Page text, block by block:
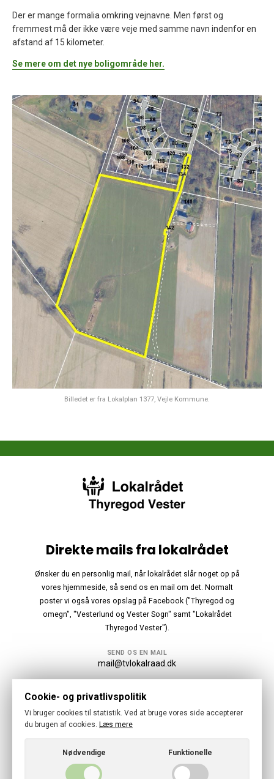
Der er mange formalia omkring vejnavne. Men først og
fremmest må der ikke være veje med samme navn indenfor en
afstand af 15 kilometer.
Se mere om det nye boligområde her.
Billedet er fra Lokalplan 1377, Vejle Kommune.
Direkte mails fra lokalrådet
Ønsker du en personlig mail, når lokalrådet slår noget op på
vores hjemmeside, så send os en mail om det. Normalt
poster vi også vores opslag på Facebook ("Thyregod og
omegn", "Vesterlund og Vester Sogn" samt "Lokalrådet
Thyregod Vester").
SEND OS EN MAIL
mail@tvlokalraad.dk
Følg os
Cookie- og privatlivspolitik
Vi bruger cookies til statistik. Ved at bruge vores side accepterer
du brugen af cookies. Læs mere
Nødvendige Funktionelle